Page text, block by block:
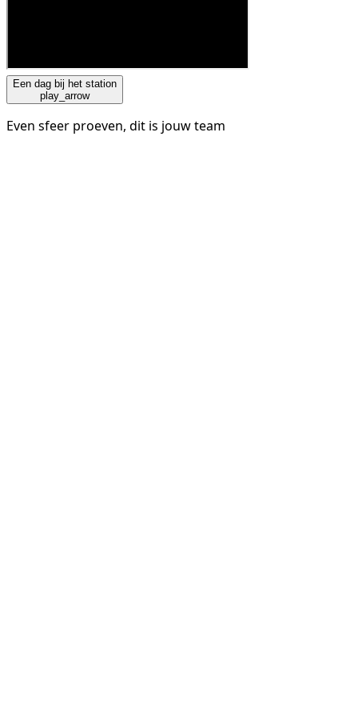
Een dag bij het station
play_arrow
Even sfeer proeven, dit is jouw team